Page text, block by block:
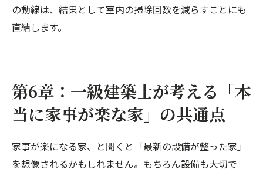
の動線は、結果として室内の掃除回数を減らすことにも
直結します。
第6章：一級建築士が考える「本
当に家事が楽な家」の共通点
家事が楽になる家、と聞くと「最新の設備が整った家」
を想像されるかもしれません。もちろん設備も大切で